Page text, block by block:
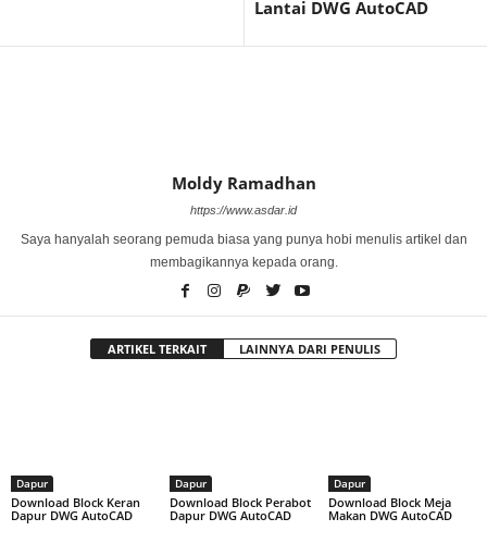
Lantai DWG AutoCAD
Moldy Ramadhan
https://www.asdar.id
Saya hanyalah seorang pemuda biasa yang punya hobi menulis artikel dan
membagikannya kepada orang.
ARTIKEL TERKAIT LAINNYA DARI PENULIS
Dapur
Download Block Keran
Dapur DWG AutoCAD
Dapur
Download Block Perabot
Dapur DWG AutoCAD
Dapur
Download Block Meja
Makan DWG AutoCAD